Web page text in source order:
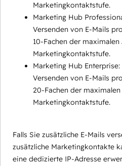
Marketingkontaktstufe.
Marketing Hub
Versenden von E-Mails
10-Fachen der maximalen
Marketingkontaktstufe.
Marketing Hub
Versenden von E-Mails
20-Fachen der maximalen
Marketingkontaktstufe.
Falls Sie zusätzliche E-Mails
zusätzliche Marketingkontakte
eine dedizierte IP-Adresse